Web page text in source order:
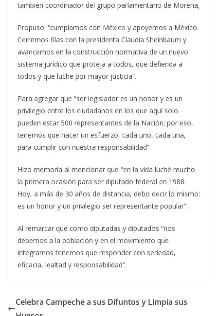
también coordinador del grupo parlamentario de Morena,
Propuso: “cumplamos con México y apoyemos a México.
Cerremos filas con la presidenta Claudia Sheinbaum y
avancemos en la construcción normativa de un nuevo
sistema jurídico que proteja a todos, que defienda a
todos y que luche por mayor justicia”.
Para agregar que “ser legislador es un honor y es un
privilegio entre los ciudadanos en los que aquí solo
pueden estar 500 representantes de la Nación; por eso,
tenemos que hacer un esfuerzo, cada uno, cada una,
para cumplir con nuestra responsabilidad”.
Hizo memoria al mencionar que “en la vida luché mucho
la primera ocasión para ser diputado federal en 1988.
Hoy, a más de 30 años de distancia, debo decir lo mismo:
es un honor y un privilegio ser representante popular”.
Al remarcar que como diputadas y diputados “nos
debemos a la población y en el movimiento que
integramos tenemos que responder con seriedad,
eficacia, lealtad y responsabilidad”.
Celebra Campeche a sus Difuntos y Limpia sus